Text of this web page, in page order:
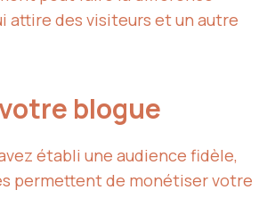
attire des visiteurs et un autre
blogue
établi une audience fidèle,
permettent de monétiser votre